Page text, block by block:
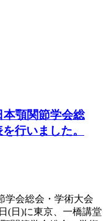
本顎関節学会総
行いました。
学会総会・学術大会
(日)に東京、一橋講堂